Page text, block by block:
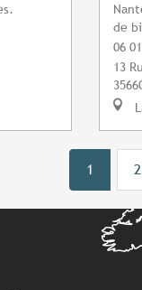
de
06
13
1 2